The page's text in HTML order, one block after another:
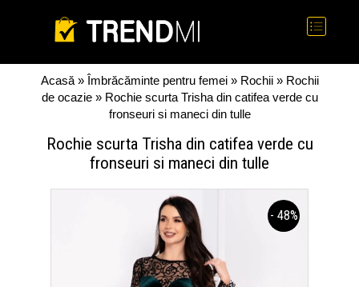
Acasă» Îmbrăcăminte pentru femei» Rochii» Rochii
de ocazie» Rochie scurta Trisha din catifea verde cu
fronseuri si maneci din tulle
Rochie scurta Trisha din catifea verde cu
fronseuri si maneci din tulle
- 48%